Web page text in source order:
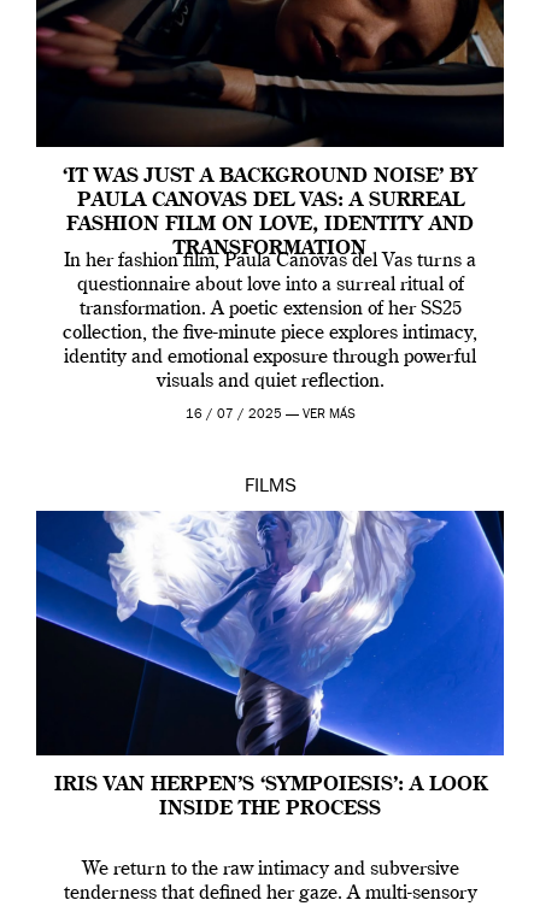
‘IT WAS JUST A BACKGROUND NOISE’ BY
PAULA CANOVAS DEL VAS: A SURREAL
FASHION FILM ON LOVE, IDENTITY AND
TRANSFORMATION
In her fashion film, Paula Canovas del Vas turns a
questionnaire about love into a surreal ritual of
transformation. A poetic extension of her SS25
collection, the five-minute piece explores intimacy,
identity and emotional exposure through powerful
visuals and quiet reflection.
16 / 07 / 2025 — VER MÁS
FILMS
IRIS VAN HERPEN’S ‘SYMPOIESIS’: A LOOK
INSIDE THE PROCESS
We return to the raw intimacy and subversive
tenderness that defined her gaze. A multi-sensory